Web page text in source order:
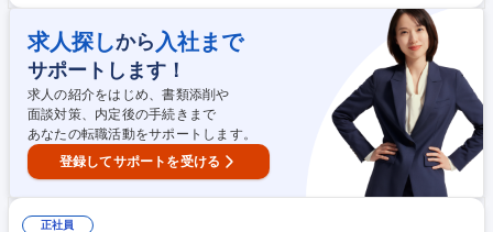
ではなく「元気になれるよう応援する」仕事です◎ 募集職種 [京都市/介護
職]/★未経験歓迎/日曜休み/夜勤なし/残業少
求人探しから 入社まで
サポートします！
求人の紹介をはじめ、書類添削や
面談対策、内定後の手続きまで
あなたの転職活動をサポートします。
登録してサポートを受ける
正社員